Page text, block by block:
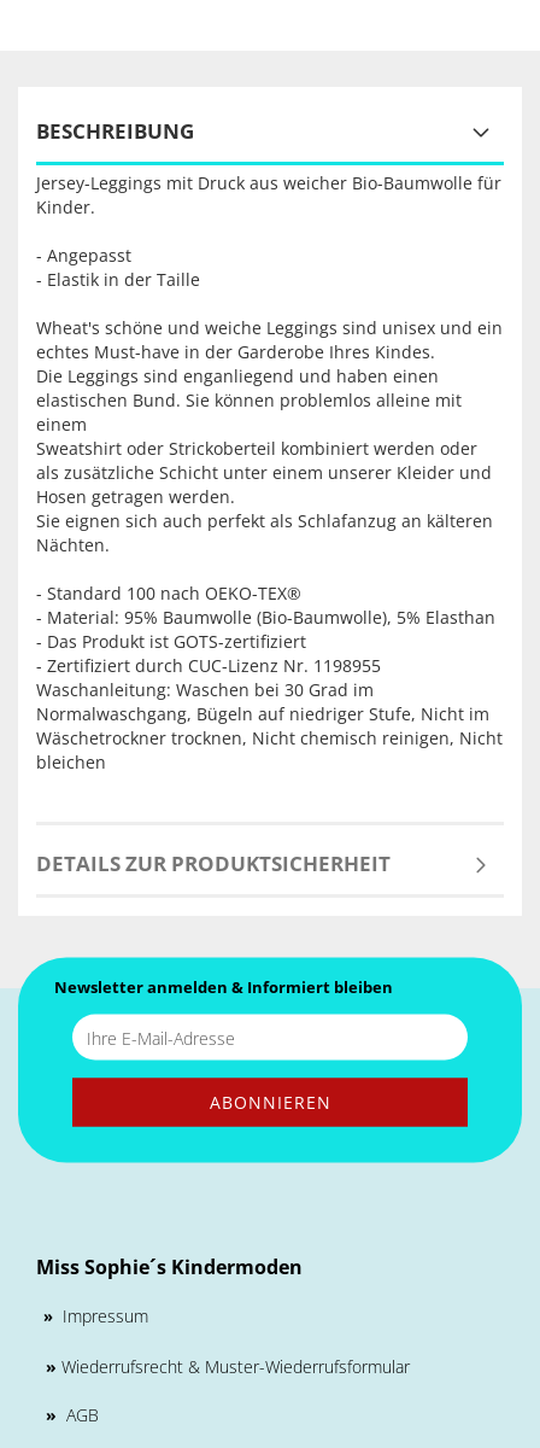
BESCHREIBUNG
Jersey-Leggings mit Druck aus weicher Bio-Baumwolle für
Kinder.
- Angepasst
- Elastik in der Taille
Wheat's schöne und weiche Leggings sind unisex und ein
echtes Must-have in der Garderobe Ihres Kindes.
Die Leggings sind enganliegend und haben einen
elastischen Bund. Sie können problemlos alleine mit
einem
Sweatshirt oder Strickoberteil kombiniert werden oder
als zusätzliche Schicht unter einem unserer Kleider und
Hosen getragen werden.
Sie eignen sich auch perfekt als Schlafanzug an kälteren
Nächten.
- Standard 100 nach OEKO-TEX®
- Material: 95% Baumwolle (Bio-Baumwolle), 5% Elasthan
- Das Produkt ist GOTS-zertifiziert
- Zertifiziert durch CUC-Lizenz Nr. 1198955
Waschanleitung: Waschen bei 30 Grad im
Normalwaschgang, Bügeln auf niedriger Stufe, Nicht im
Wäschetrockner trocknen, Nicht chemisch reinigen, Nicht
bleichen
DETAILS ZUR PRODUKTSICHERHEIT
Newsletter anmelden & Informiert bleiben
Miss Sophie´s Kindermoden
» Impressum
» Wiederrufsrecht & Muster-Wiederrufsformular
» AGB